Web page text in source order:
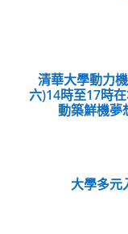
清華大學動力
六)14時至17時
動築鮮機
大學多元